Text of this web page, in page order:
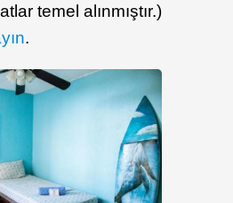
temel alınmıştır.)
.